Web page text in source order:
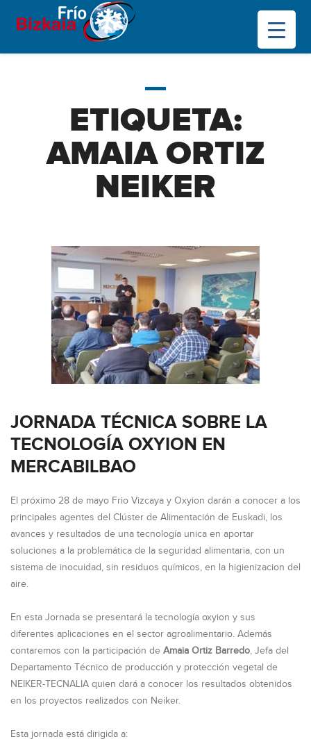
ETIQUETA:
AMAIA ORTIZ
NEIKER
JORNADA TÉCNICA SOBRE LA
TECNOLOGÍA OXYION EN
MERCABILBAO
El próximo 28 de mayo Frio Vizcaya y Oxyion darán a conocer a los
principales agentes del Clúster de Alimentación de Euskadi, los
avances y resultados de una tecnología unica en aportar
soluciones a la problemática de la seguridad alimentaria, con un
sistema de inocuidad, sin residuos químicos, en la higienizacion del
aire.
En esta Jornada se presentará la tecnología oxyion y sus
diferentes aplicaciones en el sector agroalimentario. Además
contaremos con la participación de Amaia Ortiz Barredo, Jefa del
Departamento Técnico de producción y protección vegetal de
NEIKER-TECNALIA quien dará a conocer los resultados obtenidos
en los proyectos realizados con Neiker.
Esta jornada está dirigida a: